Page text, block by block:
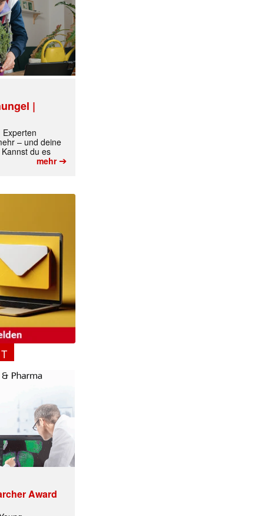
|
Experten
– und deine
du es
mehr➔
Award